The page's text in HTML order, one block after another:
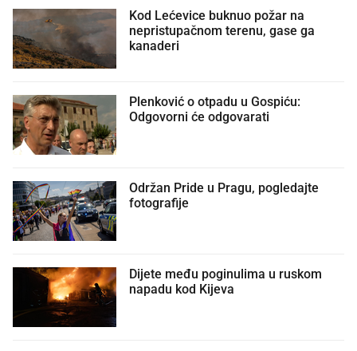
Kod Lećevice buknuo požar na
nepristupačnom terenu, gase ga
kanaderi
Plenković o otpadu u Gospiću:
Odgovorni će odgovarati
Održan Pride u Pragu, pogledajte
fotografije
Dijete među poginulima u ruskom
napadu kod Kijeva